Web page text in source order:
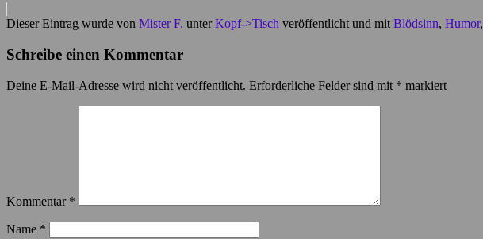
Dieser Eintrag wurde von Mister F. unterKopf->Tisch veröffentlicht und mit Blödsinn, Humor,
Schreibe einen Kommentar
Deine E-Mail-Adresse wird nicht veröffentlicht. Erforderliche Felder sind mit * markiert
Kommentar *
Name *